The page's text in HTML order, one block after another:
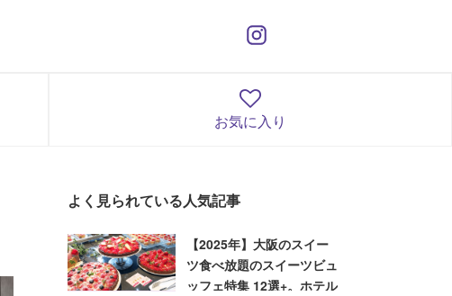
お気に入り
よく見られている人気記事
【2025年】大阪のスイー
ツ食べ放題のスイーツビュ
ッフェ特集 12選+。ホテル